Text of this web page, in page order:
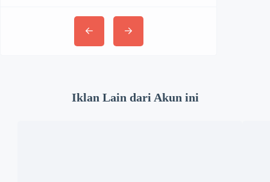
Iklan Lain dari Akun ini